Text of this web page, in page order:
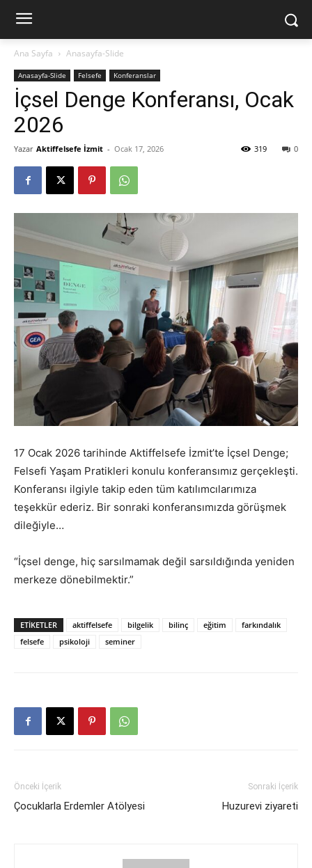
Ana Sayfa Anasayfa-Slide
Anasayfa-Slide Felsefe Konferanslar
İçsel Denge Konferansı, Ocak
2026
Yazar Aktiffelsefe İzmit - Ocak 17, 2026 0
319
17 Ocak 2026 tarihinde Aktiffelsefe İzmit’te İçsel Denge;
Felsefi Yaşam Pratikleri konulu konferansımız gerçekleşti.
Konferansı ilgiyle takip eden tüm katılımcılarımıza
teşekkür ederiz. Bir sonraki konferansımızda görüşmek
dileğiyle…
“İçsel denge, hiç sarsılmamak değil sarsıldığında yeniden
merkeze dönebilmektir.”
ETIKETLER aktiffelsefe bilgelik bilinç eğitim
farkındalık
felsefe
psikoloji seminer
Önceki İçerik
Çocuklarla Erdemler Atölyesi
Sonraki İçerik
Huzurevi ziyareti